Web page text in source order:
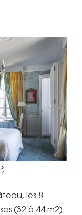
les 8
(32 à 44 m2).